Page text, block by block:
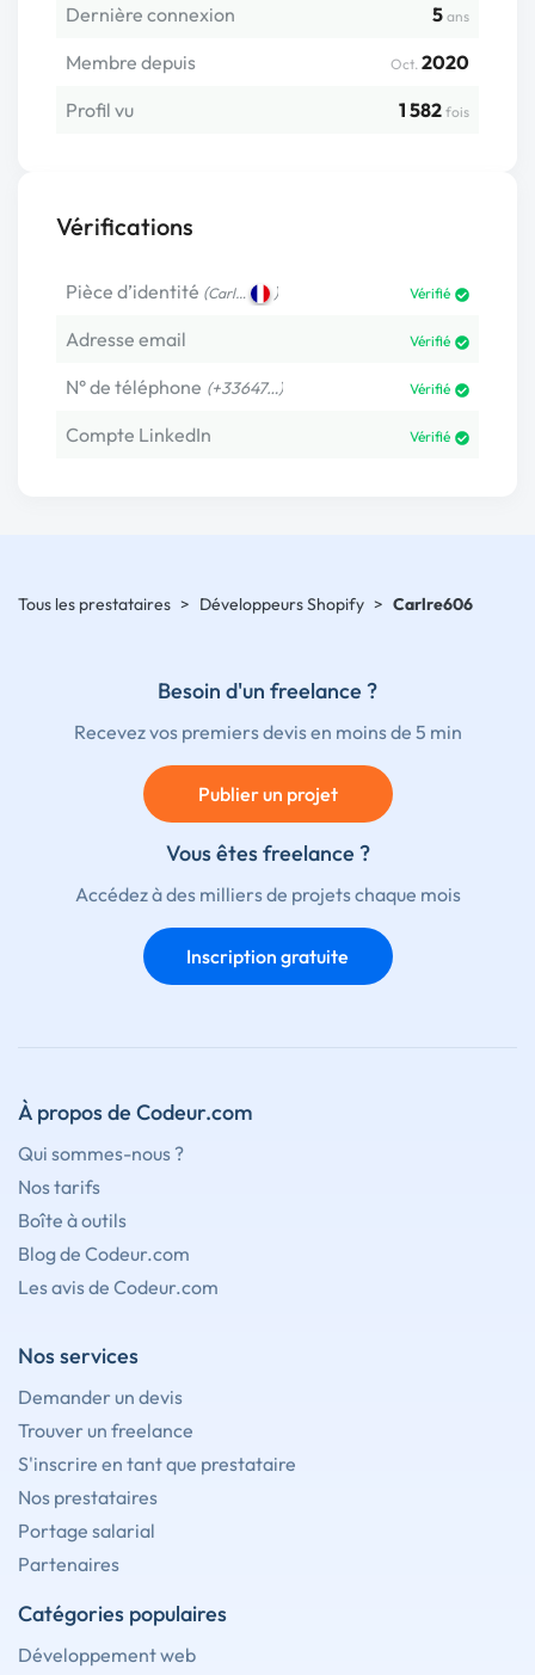
Dernière connexion 5 ans
Membre depuis Oct. 2020
Profil vu
1 582 fois
Vérifications
Pièce d’identité (Carl… ) Vérifié
Adresse email Vérifié
N° de téléphone (+33647…) Vérifié
Compte LinkedIn Vérifié
Tous les prestataires > Développeurs Shopify > Carlre606
Besoin d'un freelance ?
Recevez vos premiers devis en moins de 5 min
Publier un projet
Vous êtes freelance ?
Accédez à des milliers de projets chaque mois
Inscription gratuite
À propos de Codeur.com
Qui sommes-nous ?
Nos tarifs
Boîte à outils
Blog de Codeur.com
Les avis de Codeur.com
Nos services
Demander un devis
Trouver un freelance
S'inscrire en tant que prestataire
Nos prestataires
Portage salarial
Partenaires
Catégories populaires
Développement web